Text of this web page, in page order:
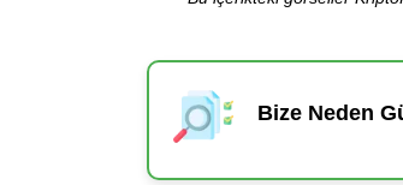
Bize Neden